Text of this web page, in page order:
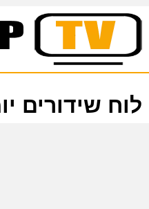
לוח שידורים יומי: